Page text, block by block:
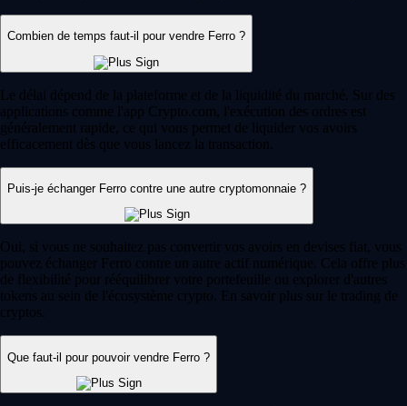
Combien de temps faut-il pour vendre Ferro ?
Le délai dépend de la plateforme et de la liquidité du marché. Sur des
applications comme l'app Crypto.com, l'exécution des ordres est
généralement rapide, ce qui vous permet de liquider vos avoirs
efficacement dès que vous lancez la transaction.
Puis-je échanger Ferro contre une autre cryptomonnaie ?
Oui, si vous ne souhaitez pas convertir vos avoirs en devises fiat, vous
pouvez échanger Ferro contre un autre actif numérique. Cela offre plus
de flexibilité pour rééquilibrer votre portefeuille ou explorer d'autres
tokens au sein de l'écosystème crypto. En savoir plus sur le trading de
cryptos.
Que faut-il pour pouvoir vendre Ferro ?